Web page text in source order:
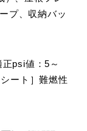
プ、収納バッ
psi値：5～
ート］難燃性